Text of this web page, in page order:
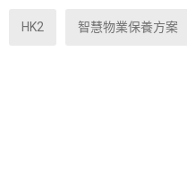
HK2 智慧物業保養方案